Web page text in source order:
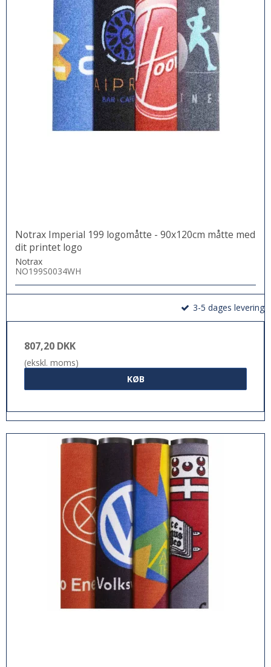
Notrax Imperial 199 logomåtte - 90x120cm måtte med
dit printet logo
Notrax
NO199S0034WH
3-5 dages levering
807,20 DKK
(ekskl. moms)
KØB